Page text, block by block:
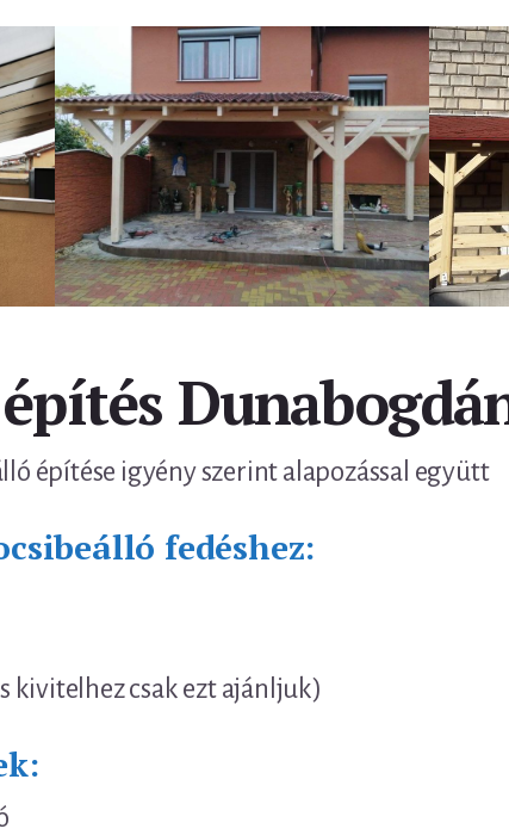
építése igyény szerint alapozással együtt
fedéshez:
kivitelhez csak ezt ajánljuk)